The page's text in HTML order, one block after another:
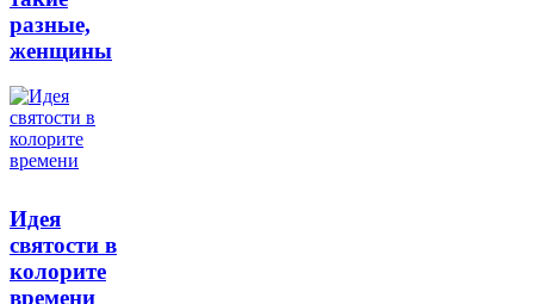
разные,
женщины
Идея
святости в
колорите
времени